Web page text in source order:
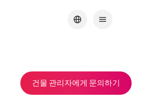
건물 관리자에게 문의하기